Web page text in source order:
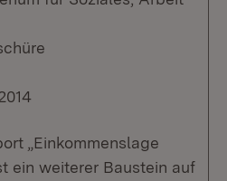
„Einkommenslage
ein weiterer Baustein auf